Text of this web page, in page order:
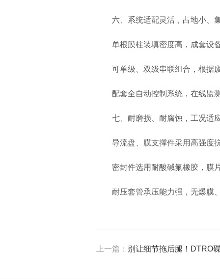
六、系统适配灵活，占地小、
单根膜柱装填密度高，成套设备
可单级、双级串联组合，根据废
配套全自动控制系统，在线监测
七、耐磨损、耐腐蚀，工况适
导流盘、膜支撑件采用高强度抗
密封件选用耐酸碱氟橡胶，膜片
耐压套管承压能力强，无爆膜
上一篇： 别让细节拖后腿！DTRO